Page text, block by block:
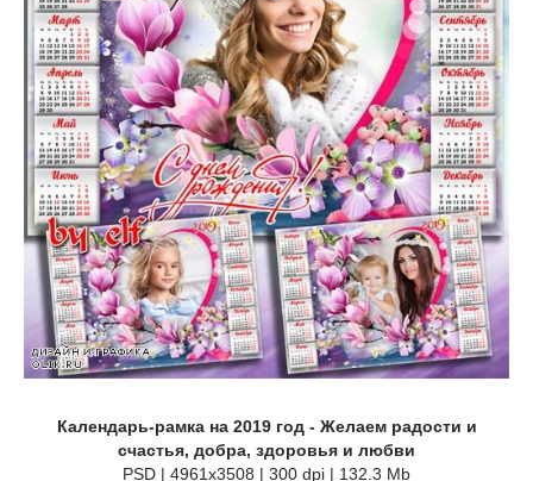
Календарь-рамка на 2019 год - Желаем радости и
счастья, добра, здоровья и любви
PSD | 4961х3508 | 300 dpi | 132.3 Mb